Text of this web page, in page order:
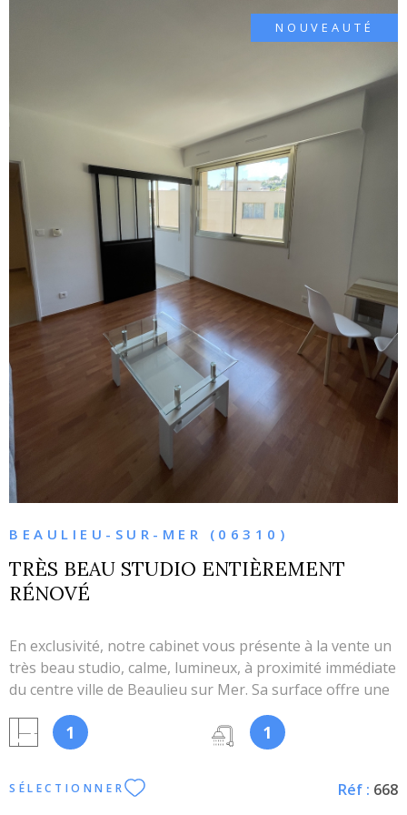
BEAULIEU-SUR-MER (06310)
TRÈS BEAU STUDIO ENTIÈREMENT
RÉNOVÉ
En exclusivité, notre cabinet vous présente à la vente un
très beau studio, calme, lumineux, à proximité immédiate
du centre ville de Beaulieu sur Mer. Sa surface offre une
entrée avec rangements, une pièce principale, une
cuisine séparée, aménagée et équipée, une salle de
douches et toilettes indépendants. Le tout, rénové avec
beaucoup de goût. Parfaitement remis aux normes,
aucun travaux n'est à prévoir. Les prestations offertes
1 1
SÉLECTIONNER Réf : 668
NOUVEAUTÉ
VOIR LE BIEN